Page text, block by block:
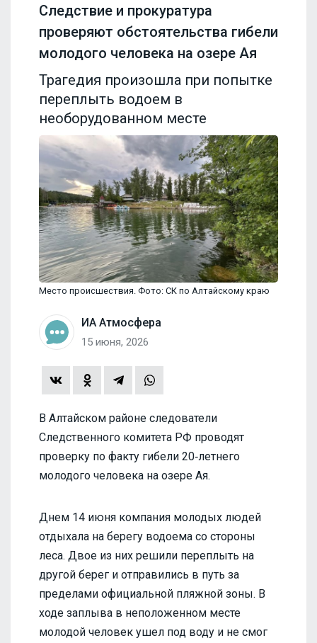
Следствие и прокуратура
проверяют обстоятельства гибели
молодого человека на озере Ая
Трагедия произошла при попытке
переплыть водоем в
необорудованном месте
Место происшествия. Фото: СК по Алтайскому краю
ИА Атмосфера
15 июня, 2026
В Алтайском районе следователи
Следственного комитета РФ проводят
проверку по факту гибели 20‑летнего
молодого человека на озере Ая.
Днем 14 июня компания молодых людей
отдыхала на берегу водоема со стороны
леса. Двое из них решили переплыть на
другой берег и отправились в путь за
пределами официальной пляжной зоны. В
ходе заплыва в неположенном месте
молодой человек ушел под воду и не смог